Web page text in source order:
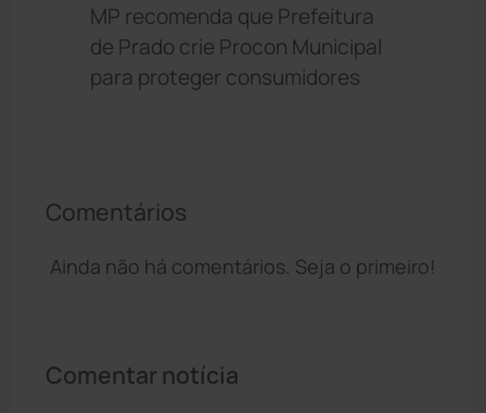
MP recomenda que Prefeitura
de Prado crie Procon Municipal
para proteger consumidores
Comentários
Ainda não há comentários. Seja o primeiro!
Comentar notícia